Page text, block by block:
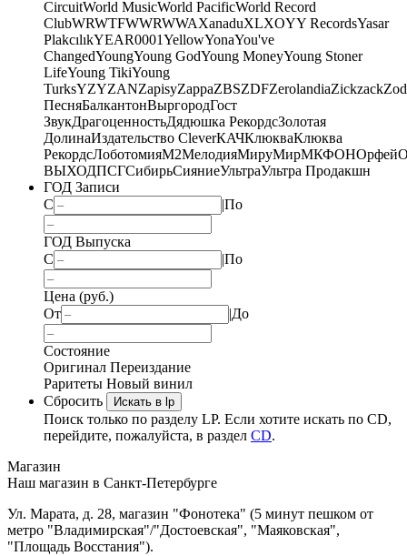
CircuitWorld MusicWorld PacificWorld Record
ClubWRWTFWWRWWAXanaduXLXOYY RecordsYasar
PlakcılıkYEAR0001YellowYonaYou've
ChangedYoungYoung GodYoung MoneyYoung Stoner
LifeYoung TikiYoung
TurksYZYZANZapisyZappaZBSZDFZerolandiaZickzack
ПесняБалкантонВыргородГост
ЗвукДрагоценностьДядюшка РекордсЗолотая
ДолинаИздательство CleverКАЧКлюкваКлюква
РекордсЛоботомияМ2МелодияМируМирМКФОНОрфей
ВЫХОДПСГСибирьСияниеУльтраУльтра Продакшн
ГОД Записи
С
|По
ГОД Выпуска
С
|По
Цена (руб.)
От
|До
Состояние
Оригинал Переиздание
Раритеты Новый винил
Сбросить
Искать в lp
Поиск только по разделу LP. Если хотите искать по CD,
перейдите, пожалуйста, в раздел CD.
Магазин
Наш магазин в Санкт-Петербурге
Ул. Марата, д. 28, магазин "Фонотека" (5 минут пешком от
метро "Владимирская"/"Достоевская", "Маяковская",
"Площадь Восстания").